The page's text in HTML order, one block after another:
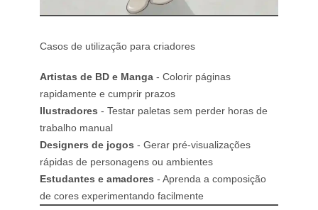
Casos de utilização para criadores
Artistas de BD e Manga - Colorir páginas
rapidamente e cumprir prazos
Ilustradores - Testar paletas sem perder horas de
trabalho manual
Designers de jogos - Gerar pré-visualizações
rápidas de personagens ou ambientes
Estudantes e amadores - Aprenda a composição
de cores experimentando facilmente